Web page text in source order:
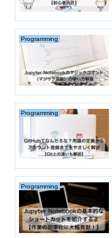
Programming
Programming
Programming